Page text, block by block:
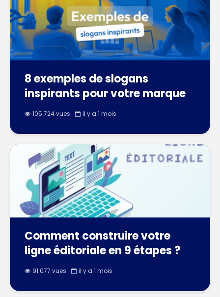
8 exemples de slogans
inspirants pour votre marque
105 724 vues il y a 1 mois
Comment construire votre
ligne éditoriale en 9 étapes ?
91 077 vues il y a 1 mois